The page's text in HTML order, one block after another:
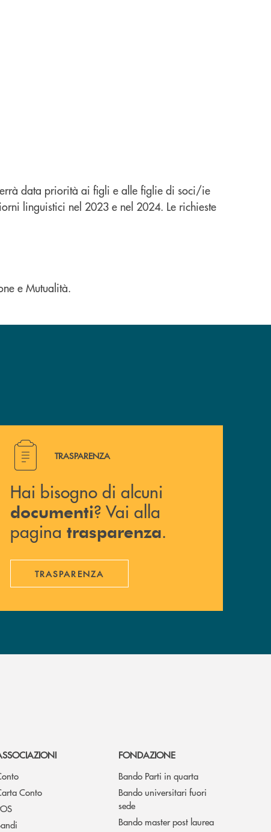
data priorità ai figli e alle figlie di soci/ie
linguistici nel 2023 e nel 2024. Le richieste
e Mutualità.
Hai bisogno di alcuni documenti ? Vai alla pagina
TRASPARENZA
Hai bisogno di alcuni
documenti? Vai alla
pagina trasparenza.
TRASPARENZA
Conto
FONDAZIONE
Bando Parti in quarta
Bando universitari fuori
sede
Bando master post laurea